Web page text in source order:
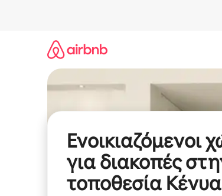
Ενοικιαζόμενοι
για διακοπές
τοποθεσία Κένυα